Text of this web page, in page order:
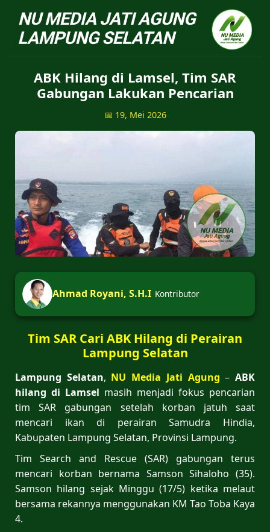
NU Jatiagung - Situs
ABK Hilang di Lamsel, Tim SAR
Gabungan Lakukan Pencarian
📅 19, Mei 2026
Ahmad Royani, S.H.I Kontributor
Tim SAR Cari ABK Hilang di Perairan
Lampung Selatan
Lampung Selatan, NU Media Jati Agung –ABK
hilang di Lamsel masih menjadi fokus pencarian
tim SAR gabungan setelah korban jatuh saat
mencari ikan di perairan Samudra Hindia,
Kabupaten Lampung Selatan, Provinsi Lampung.
Tim Search and Rescue (SAR) gabungan terus
mencari korban bernama Samson Sihaloho (35).
Samson hilang sejak Minggu (17/5) ketika melaut
bersama rekannya menggunakan KM Tao Toba Kaya
4.